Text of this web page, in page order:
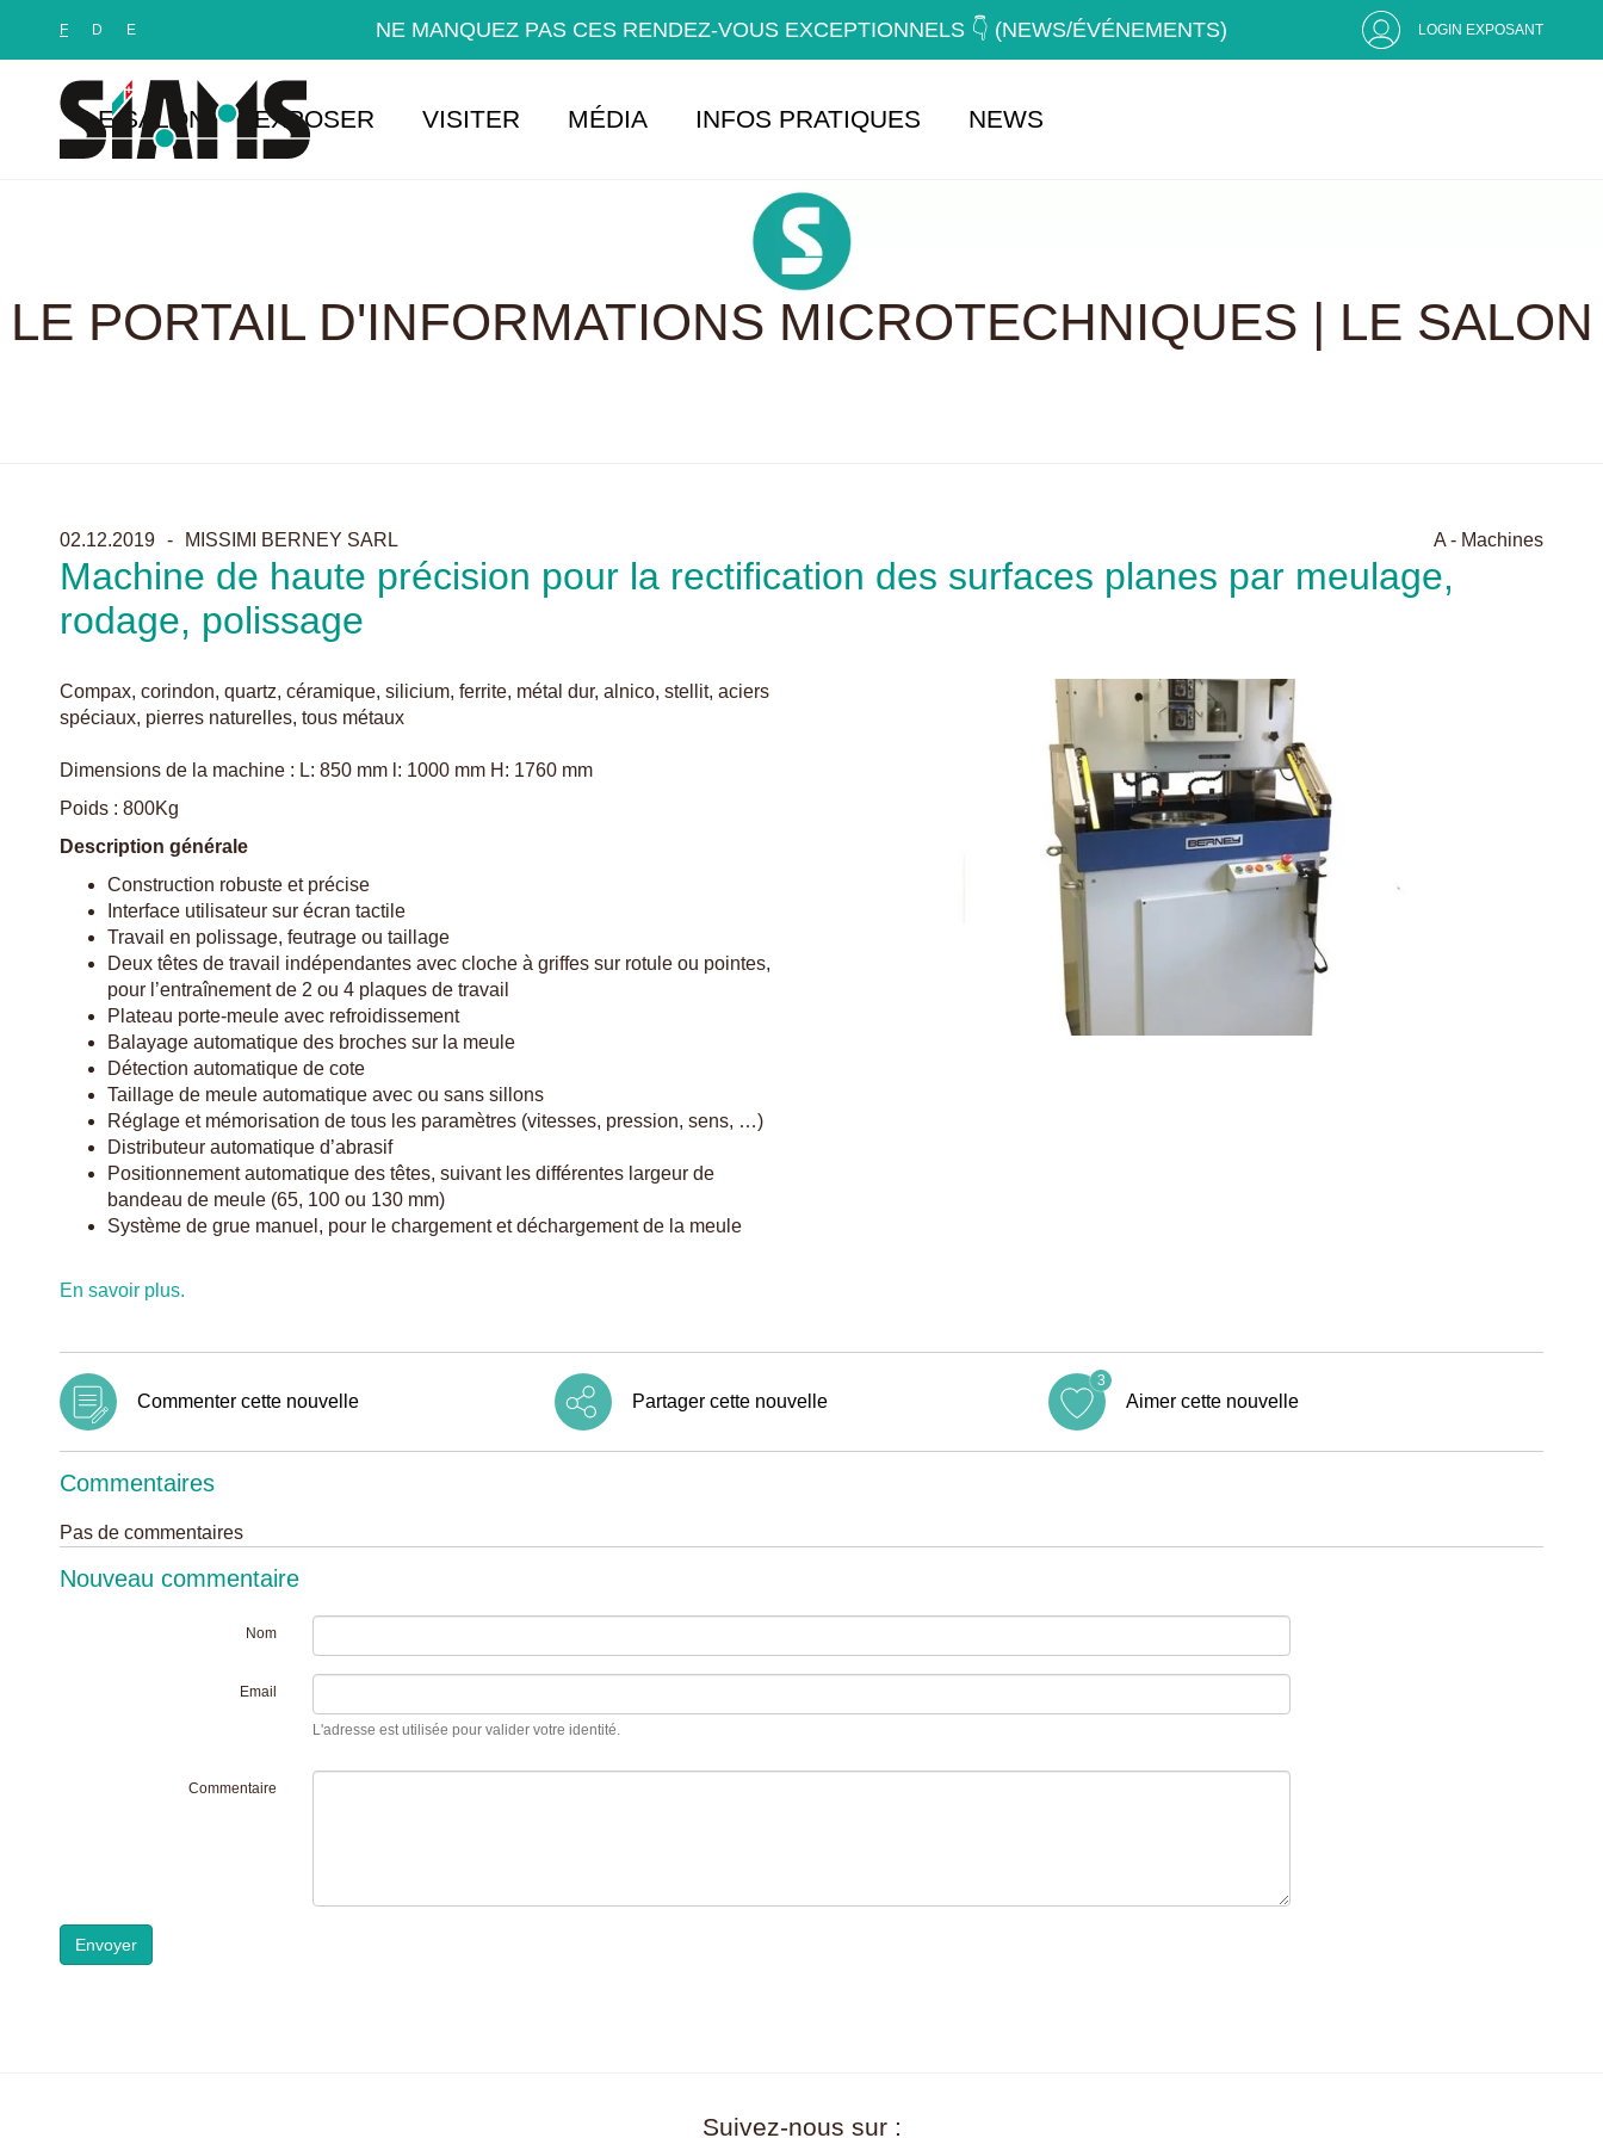
F D E NE MANQUEZ PAS CES RENDEZ-VOUS EXCEPTIONNELS 👇 (NEWS/ÉVÉNEMENTS) LOGIN EXPOSANT
LE SALON EXPOSER VISITER MÉDIA INFOS PRATIQUES NEWS
LE PORTAIL D'INFORMATIONS MICROTECHNIQUES | LE SALON
02.12.2019 MISSIMI BERNEY SARL A - Machines
Machine de haute précision pour la rectification des surfaces planes par meulage,
rodage, polissage
Compax, corindon, quartz, céramique, silicium, ferrite, métal dur, alnico, stellit, aciers
spéciaux, pierres naturelles, tous métaux
Dimensions de la machine : L: 850 mm l: 1000 mm H: 1760 mm
Poids : 800Kg
Description générale
Construction robuste et précise
Interface utilisateur sur écran tactile
Travail en polissage, feutrage ou taillage
Deux têtes de travail indépendantes avec cloche à griffes sur rotule ou pointes,
pour l’entraînement de 2 ou 4 plaques de travail
Plateau porte-meule avec refroidissement
Balayage automatique des broches sur la meule
Détection automatique de cote
Taillage de meule automatique avec ou sans sillons
Réglage et mémorisation de tous les paramètres (vitesses, pression, sens, …)
Distributeur automatique d’abrasif
Positionnement automatique des têtes, suivant les différentes largeur de
bandeau de meule (65, 100 ou 130 mm)
Système de grue manuel, pour le chargement et déchargement de la meule
En savoir plus.
Commenter cette nouvelle Partager cette nouvelle Aimer cette nouvelle
3
Commentaires
Pas de commentaires
Nouveau commentaire
Nom
Email
L'adresse est utilisée pour valider votre identité.
Commentaire
Envoyer
Suivez-nous sur :